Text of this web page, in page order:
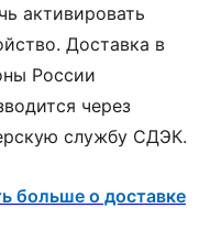
активировать
Доставка в
России
через
службу СДЭК.
больше о доставке